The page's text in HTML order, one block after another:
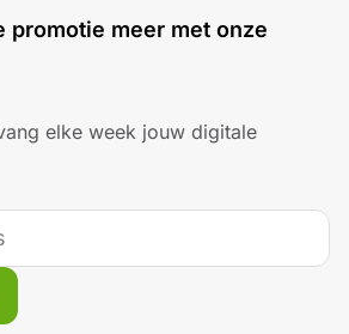
promotie meer met onze
elke week jouw digitale